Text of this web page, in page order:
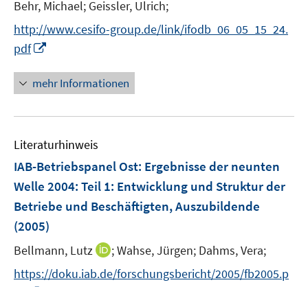
Behr, Michael; Geissler, Ulrich;
http://www.cesifo-group.de/link/ifodb_06_05_15_24.
pdf
n
e
u
m
F
n
s
t
ö
mehr Informationen
Literaturhinweis
IAB-Betriebspanel Ost: Ergebnisse der neunten
Welle 2004: Teil 1: Entwicklung und Struktur der
Betriebe und Beschäftigten, Auszubildende
(2005)
Bellmann, Lutz
I
n
n
;Wahse, Jürgen; Dahms, Vera;
https://doku.iab.de/forschungsbericht/2005/fb2005.p